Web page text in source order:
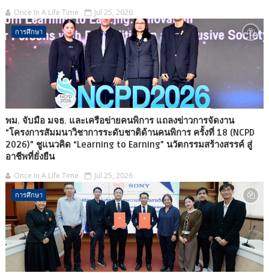
Once In A Life Time Jul 25, 2026
การศึกษา
พม. จับมือ มจธ. และเครือข่ายคนพิการ แถลงข่าวการจัดงาน
“โครงการสัมมนาวิชาการระดับชาติด้านคนพิการ ครั้งที่ 18 (NCPD
2026)” ชูแนวคิด “Learning to Earning” นวัตกรรมสร้างสรรค์ สู่
อาชีพที่ยั่งยืน
Once In A Life Time Jul 25, 2026
การศึกษา